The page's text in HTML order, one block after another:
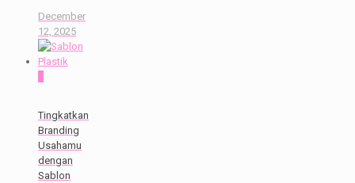
December
12, 2025
Tingkatkan
Branding
Usahamu
dengan
Sablon